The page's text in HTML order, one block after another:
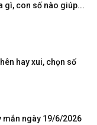
gì, con số nào giúp...
hay xui, chọn số
mắn ngày 19/6/2026